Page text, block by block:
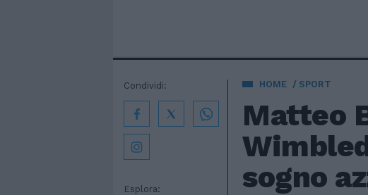
HOME SPORT
Matteo
sogno
Esplora:
Condividi: